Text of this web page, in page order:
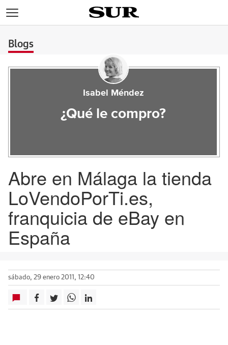
Blogs
Isabel Méndez
¿Qué le compro?
Abre en Málaga la tienda
LoVendoPorTi.es,
franquicia de eBay en
España
sábado, 29 enero 2011, 12:40